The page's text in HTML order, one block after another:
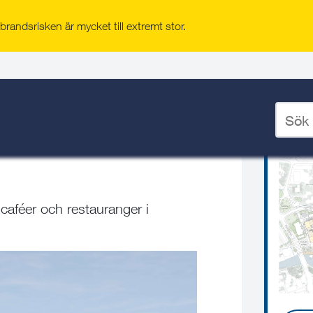
är mycket till extremt stor.
sökord
desktop
och restauranger i